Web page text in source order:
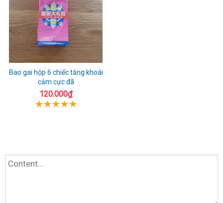
Bao gai hộp 6 chiếc tăng khoái
cảm cực đã
120.000₫